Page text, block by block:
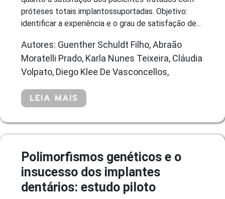
próteses totais implantossuportadas. Objetivo:
identificar a experiência e o grau de satisfação de...
Autores: Guenther Schuldt Filho, Abraão
Moratelli Prado, Karla Nunes Teixeira, Cláudia
Volpato, Diego Klee De Vasconcellos,
LEIA MAIS
Polimorfismos genéticos e o
insucesso dos implantes
dentários: estudo piloto